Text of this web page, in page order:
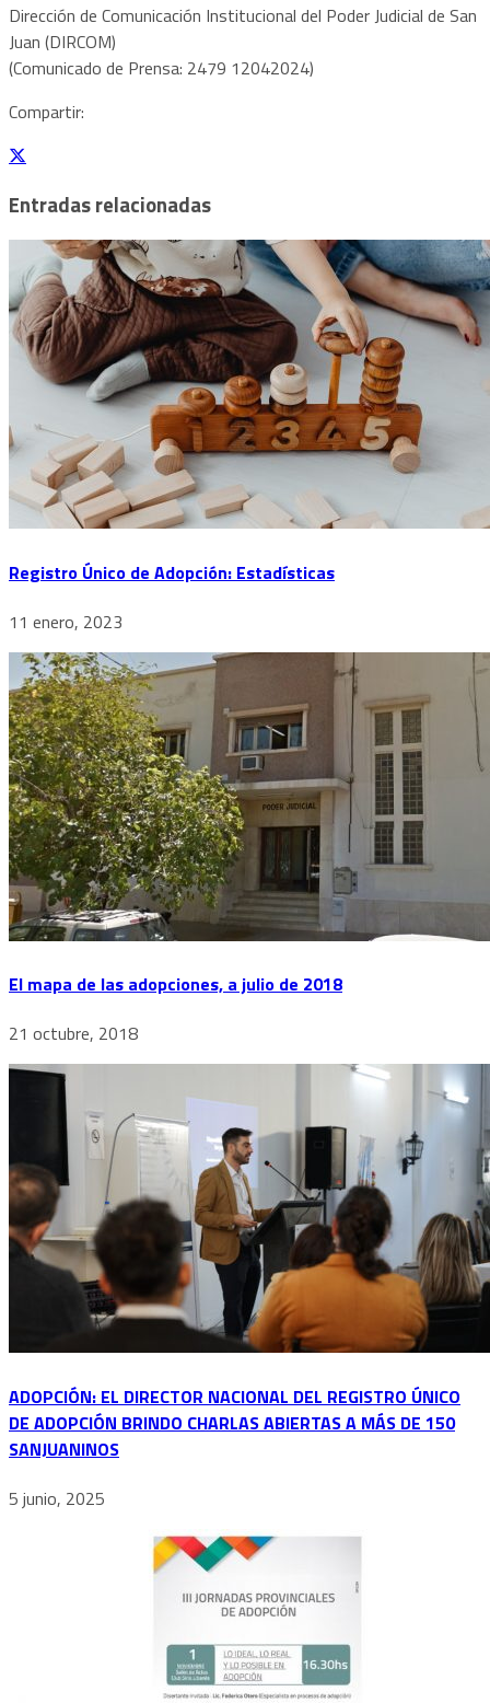
Dirección de Comunicación Institucional del Poder Judicial de San
Juan (DIRCOM)
(Comunicado de Prensa: 2479 12042024)
Compartir:
Entradas relacionadas
Registro Único de Adopción: Estadísticas
11 enero, 2023
El mapa de las adopciones, a julio de 2018
21 octubre, 2018
ADOPCIÓN: EL DIRECTOR NACIONAL DEL REGISTRO ÚNICO
DE ADOPCIÓN BRINDO CHARLAS ABIERTAS A MÁS DE 150
SANJUANINOS
5 junio, 2025